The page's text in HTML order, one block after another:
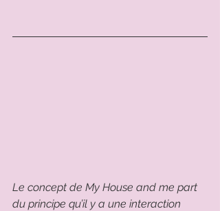
Le concept de My House and me part
du principe qu’il y a une interaction